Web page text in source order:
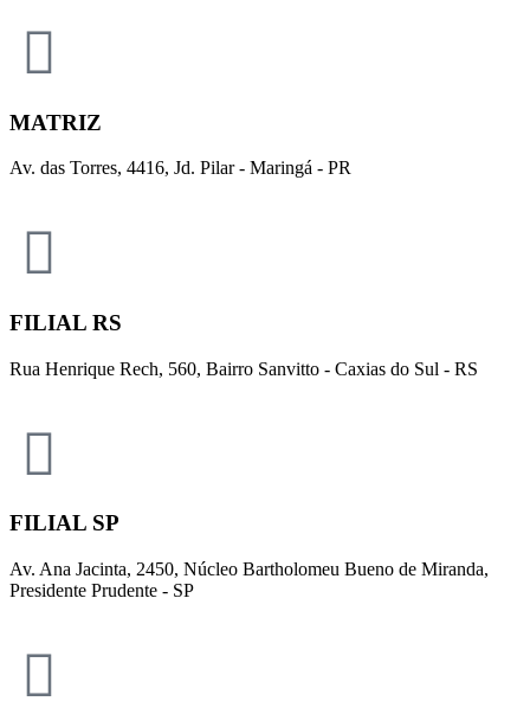
MATRIZ
Av. das Torres, 4416, Jd. Pilar - Maringá - PR
FILIAL RS
Rua Henrique Rech, 560, Bairro Sanvitto - Caxias do Sul - RS
FILIAL SP
Av. Ana Jacinta, 2450, Núcleo Bartholomeu Bueno de Miranda,
Presidente Prudente - SP